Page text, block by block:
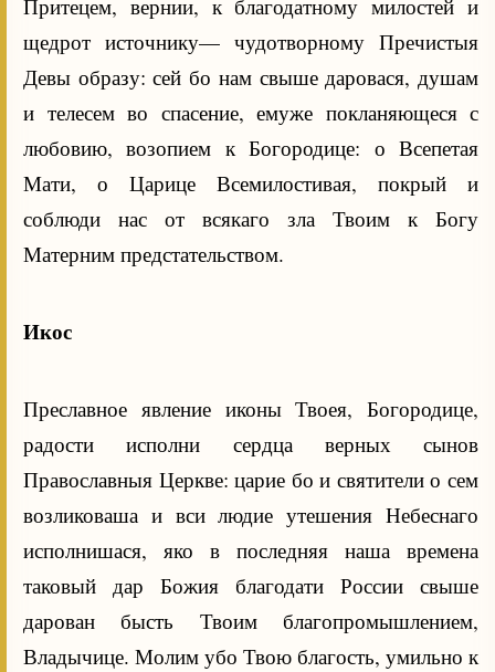
Притецем, вернии, к благодатному милостей и
щедрот источнику— чудотворному Пречистыя
Девы образу: сей бо нам свыше даровася, душам
и телесем во спасение, емуже покланяющеся с
любовию, возопием к Богородице: о Всепетая
Мати, о Царице Всемилостивая, покрый и
соблюди нас от всякаго зла Твоим к Богу
Матерним предстательством.
Икос
Преславное явление иконы Твоея, Богородице,
радости исполни сердца верных сынов
Православныя Церкве: царие бо и святители о сем
возликоваша и вси людие утешения Небеснаго
исполнишася, яко в последняя наша времена
таковый дар Божия благодати России свыше
дарован бысть Твоим благопромышлением,
Владычице. Молим убо Твою благость, умильно к